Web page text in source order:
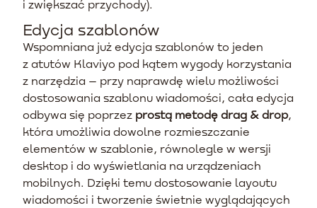
i zwiększać przychody).
Edycja szablonów
Wspomniana już edycja szablonów to jeden
z atutów Klaviyo pod kątem wygody korzystania
z narzędzia – przy naprawdę wielu możliwości
dostosowania szablonu wiadomości, cała edycja
odbywa się poprzez prostą metodę drag & drop,
która umożliwia dowolne rozmieszczanie
elementów w szablonie, równolegle w wersji
desktop i do wyświetlania na urządzeniach
mobilnych. Dzięki temu dostosowanie layoutu
wiadomości i tworzenie świetnie wyglądających